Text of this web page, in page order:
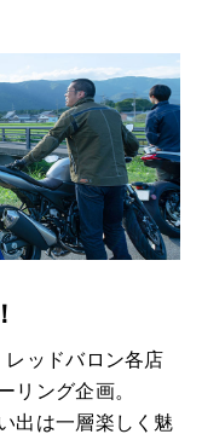
レッドバロン各店
リング企画。
出は一層楽しく魅